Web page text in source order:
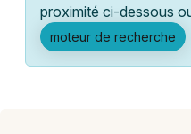
Manifestations
Foires & salons
Marseille
Mulhouse
proximité ci-dessous
moteur de recherche